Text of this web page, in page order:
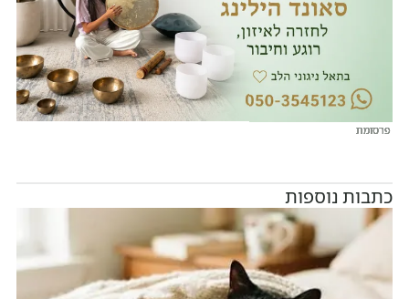
פרסומת
פרסומת
פרסומת
פרסומת
פרסומת
פרסומת
כתבות נוספות